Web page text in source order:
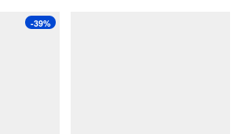
-39%